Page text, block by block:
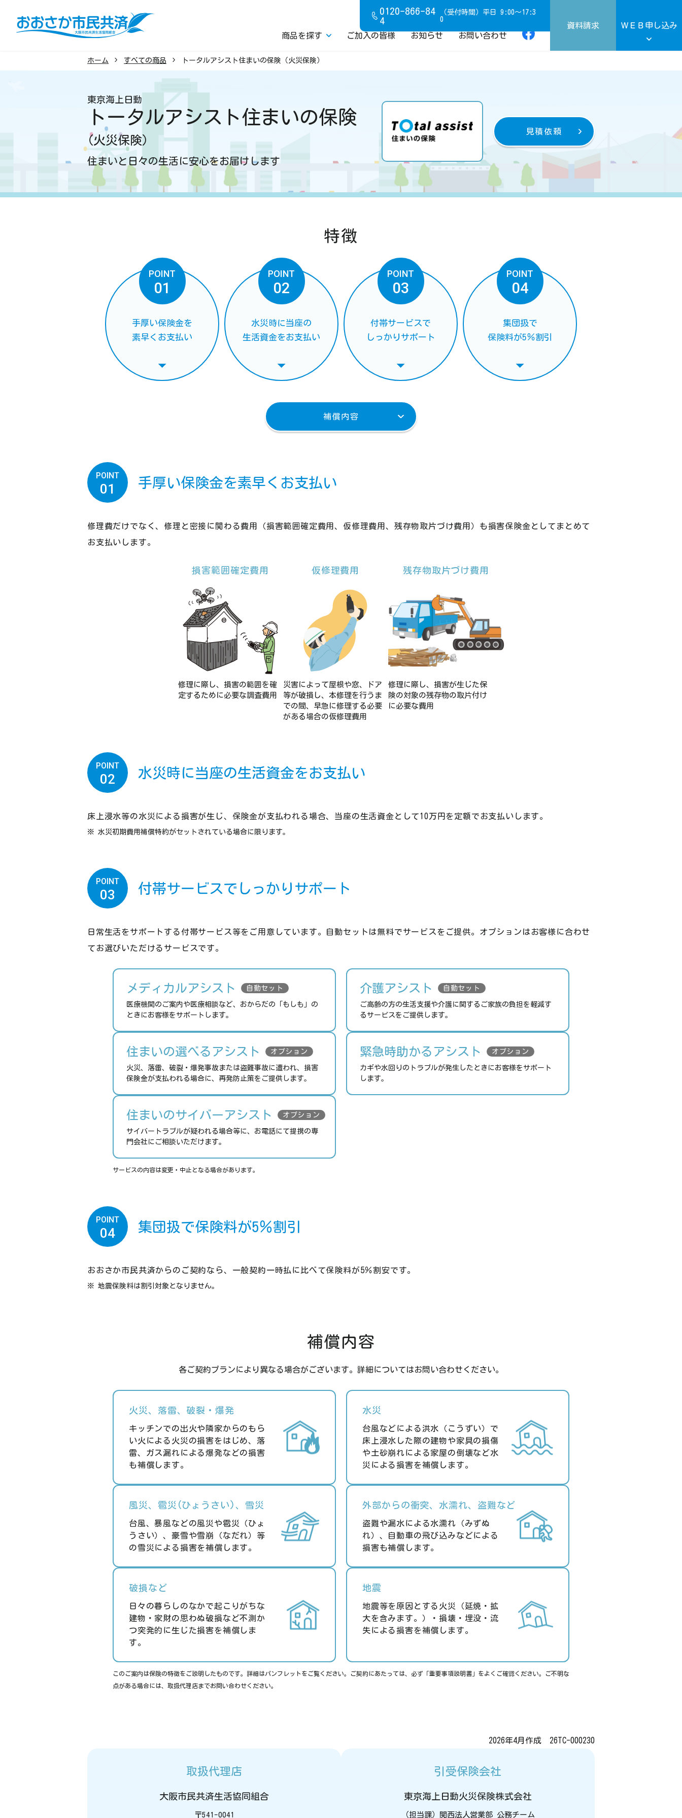
商品を探す ご加入の皆様 お知らせ お問い合わせ
資料請求 ＷＥＢ申し込み
0120-866-84
4
（受付時間）平日 9:00～17:3
0
女性の備え こどもの備え シニアの備え
医療の備え
介護の備え ケガ・自転車
インターネットから
加入できる商品
火災共済 交通災害共済 《たすけあい》
《ずっとあい》終身生命
<低解約返戻金型>
コープの三大疾病保険 新コープのケガ保険 コープの介護保険
ホーム すべての商品 トータルアシスト住まいの保険（火災保険）
東京海上日動
トータルアシスト住まいの保険
（火災保険）
住まいと日々の生活に安心をお届けします
見積依頼
特徴
POINT
01
手厚い保険金を
素早くお支払い
POINT
02
水災時に当座の
生活資金をお支払い
POINT
03
付帯サービスで
しっかりサポート
POINT
04
集団扱で
保険料が5％割引
補償内容
POINT
01 手厚い保険金を素早くお支払い
修理費だけでなく、修理と密接に関わる費用（損害範囲確定費用、仮修理費用、残存物取片づけ費用）も損害保険金としてまとめて
お支払いします。
損害範囲確定費用
修理に際し、損害の範囲を確
定するために必要な調査費用
仮修理費用
災害によって屋根や窓、ドア
等が破損し、本修理を行うま
での間、早急に修理する必要
がある場合の仮修理費用
残存物取片づけ費用
修理に際し、損害が生じた保
険の対象の残存物の取片付け
に必要な費用
POINT
02 水災時に当座の生活資金をお支払い
床上浸水等の水災による損害が生じ、保険金が支払われる場合、当座の生活資金として10万円を定額でお支払いします。
水災初期費用補償特約がセットされている場合に限ります。
POINT
03 付帯サービスでしっかりサポート
日常生活をサポートする付帯サービス等をご用意しています。自動セットは無料でサービスをご提供。オプションはお客様に合わせ
てお選びいただけるサービスです。
メディカルアシスト 自動セット
医療機関のご案内や医療相談など、おからだの「もしも」の
ときにお客様をサポートします。
介護アシスト 自動セット
ご高齢の方の生活支援や介護に関するご家族の負担を軽減す
るサービスをご提供します。
住まいの選べるアシスト オプション
火災、落雷、破裂・爆発事故または盗難事故に遭われ、損害
保険金が支払われる場合に、再発防止策をご提供します。
緊急時助かるアシスト オプション
カギや水回りのトラブルが発生したときにお客様をサポート
します。
住まいのサイバーアシスト オプション
サイバートラブルが疑われる場合等に、お電話にて提携の専
門会社にご相談いただけます。
サービスの内容は変更・中止となる場合があります。
POINT
04 集団扱で保険料が5％割引
おおさか市民共済からのご契約なら、一般契約一時払に比べて保険料が5％割安です。
地震保険料は割引対象となりません。
補償内容
各ご契約プランにより異なる場合がございます。詳細についてはお問い合わせください。
火災、落雷、破裂・爆発
キッチンでの出火や隣家からのもら
い火による火災の損害をはじめ、落
雷、ガス漏れによる爆発などの損害
も補償します。
水災
台風などによる洪水（こうずい）で
床上浸水した際の建物や家具の損傷
や土砂崩れによる家屋の倒壊など水
災による損害を補償します。
風災、雹災(ひょうさい)、雪災
台風、暴風などの風災や雹災（ひょ
うさい）、豪雪や雪崩（なだれ）等
の雪災による損害を補償します。
外部からの衝突、水濡れ、盗難など
盗難や漏水による水濡れ（みずぬ
れ）、自動車の飛び込みなどによる
損害も補償します。
破損など
日々の暮らしのなかで起こりがちな
建物・家財の思わぬ破損など不測か
つ突発的に生じた損害を補償しま
す。
地震
地震等を原因とする火災（延焼・拡
大を含みます。）・損壊・埋没・流
失による損害を補償します。
このご案内は保険の特徴をご説明したものです。詳細はパンフレットをご覧ください。ご契約にあたっては、必ず「重要事項説明書」をよくご確認ください。ご不明な
点がある場合には、取扱代理店までお問い合わせください。
2026年4月作成 26TC-000230
取扱代理店
大阪市民共済生活協同組合
〒541-0041
引受保険会社
東京海上日動火災保険株式会社
（担当課）関西法人営業部 公務チーム